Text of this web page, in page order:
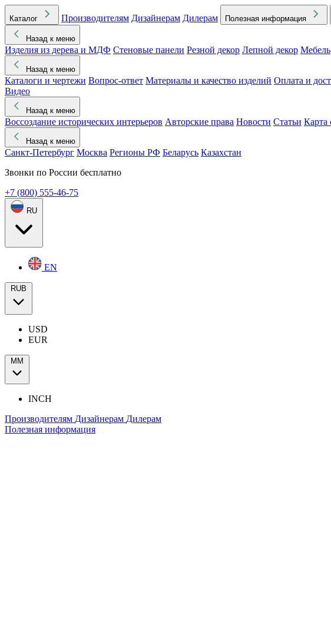
Каталог Производителям Дизайнерам Дилерам Полезная информация
Назад к меню
Изделия из дерева и МДФ Стеновые панели Резной декор Лепной декор Мебель
Назад к меню
Каталоги и чертежи Вопрос-ответ Материалы и качество изделий Оплата и
Видео
Назад к меню
Воссоздание исторических интерьеров Авторские права Новости Статьи Карта
Назад к меню
Санкт-Петербург Москва Регионы РФ Беларусь Казахстан
Звонки по России бесплатно
+7 (800) 555-46-75
RU
EN
RUB
USD
EUR
ММ
INCH
Производителям Дизайнерам Дилерам
Полезная информация